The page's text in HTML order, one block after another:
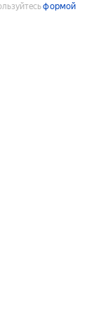
формой